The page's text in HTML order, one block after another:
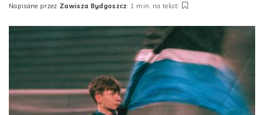
Posted
Napisane przez Zawisza Bydgoszcz 1 min. na tekst